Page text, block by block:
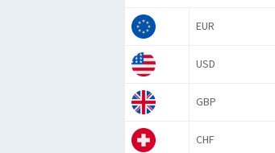
EUR
USD
GBP
CHF